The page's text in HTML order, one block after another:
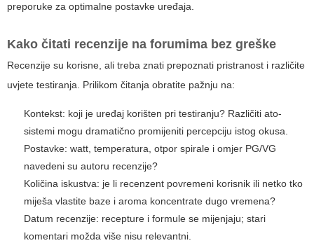
preporuke za optimalne postavke uređaja.
Kako čitati recenzije na forumima bez greške
Recenzije su korisne, ali treba znati prepoznati pristranost i različite
uvjete testiranja. Prilikom čitanja obratite pažnju na:
Kontekst: koji je uređaj korišten pri testiranju? Različiti ato-
sistemi mogu dramatično promijeniti percepciju istog okusa.
Postavke: watt, temperatura, otpor spirale i omjer PG/VG
navedeni su autoru recenzije?
Količina iskustva: je li recenzent povremeni korisnik ili netko tko
miješa vlastite baze i aroma koncentrate dugo vremena?
Datum recenzije: recepture i formule se mijenjaju; stari
komentari možda više nisu relevantni.